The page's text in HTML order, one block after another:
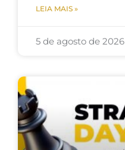
LEIA MAIS »
5 de agosto de 2026